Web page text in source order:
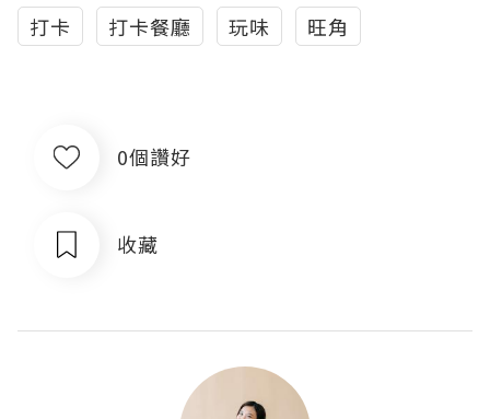
打卡 打卡餐廳 玩味 旺角
0個讚好
收藏